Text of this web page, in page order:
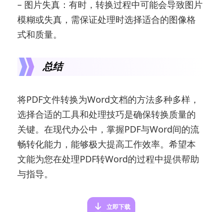
– 图片失真：有时，转换过程中可能会导致图片
模糊或失真，需保证处理时选择适合的图像格
式和质量。
总结
将PDF文件转换为Word文档的方法多种多样，
选择合适的工具和处理技巧是确保转换质量的
关键。在现代办公中，掌握PDF与Word间的流
畅转化能力，能够极大提高工作效率。希望本
文能为您在处理PDF转Word的过程中提供帮助
与指导。
立即下载